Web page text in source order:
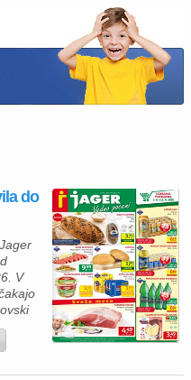
do
V